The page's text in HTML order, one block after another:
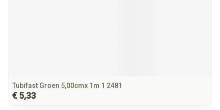
Tubifast Groen 5,00cmx 1m 1 2481
€ 5,33